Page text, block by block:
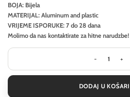
BOJA: Bijela
MATERIJAL: Aluminum and plastic
VRIJEME ISPORUKE: 7 do 28 dana
Molimo da nas kontaktirate za hitne narudzbe!
DODAJ U